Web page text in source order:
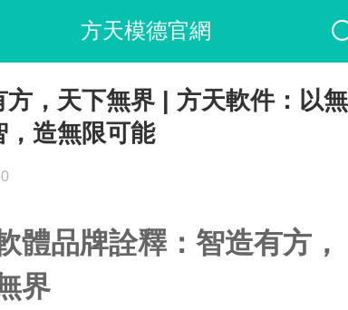
方天模德官網
方，天下無界 | 方天軟件：以無
，造無限可能
體品牌詮釋：智造有方，
界